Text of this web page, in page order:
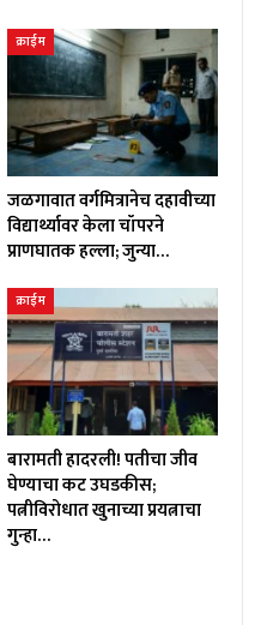
क्राईम
जळगावात वर्गमित्रानेच दहावीच्या
विद्यार्थ्यावर केला चॉपरने
प्राणघातक हल्ला; जुन्या…
क्राईम
बारामती हादरली! पतीचा जीव
घेण्याचा कट उघडकीस;
पत्नीविरोधात खुनाच्या प्रयत्नाचा
गुन्हा…